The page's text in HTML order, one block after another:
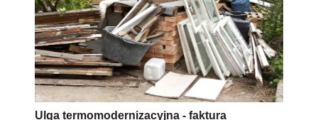
Ulga termomodernizacyjna - faktura